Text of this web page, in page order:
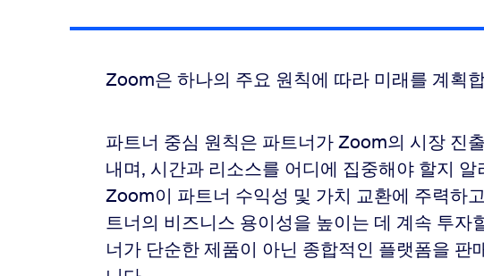
Zoom은 하나의 주요 원칙에 따라 미래를 계획
파트너 중심 원칙은 파트너가 Zoom의 시장 진
내며, 시간과 리소스를 어디에 집중해야 할지
Zoom이 파트너 수익성 및 가치 교환에 주력하
트너의 비즈니스 용이성을 높이는 데 계속 투자
너가 단순한 제품이 아닌 종합적인 플랫폼을 판